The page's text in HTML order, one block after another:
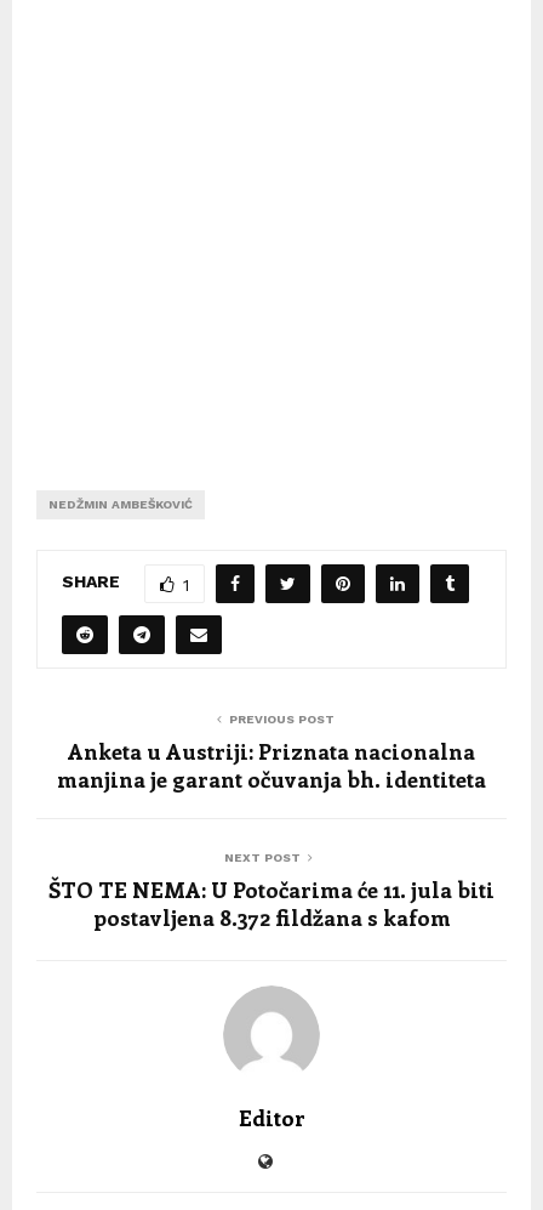
NEDŽMIN AMBEŠKOVIĆ
SHARE 1
PREVIOUS POST
Anketa u Austriji: Priznata nacionalna
manjina je garant očuvanja bh. identiteta
NEXT POST
ŠTO TE NEMA: U Potočarima će 11. jula biti
postavljena 8.372 fildžana s kafom
Editor